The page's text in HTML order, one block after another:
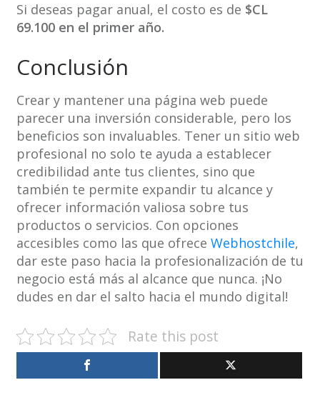
Si deseas pagar anual, el costo es de $CL
69.100 en el primer año.
Conclusión
Crear y mantener una página web puede
parecer una inversión considerable, pero los
beneficios son invaluables. Tener un sitio web
profesional no solo te ayuda a establecer
credibilidad ante tus clientes, sino que
también te permite expandir tu alcance y
ofrecer información valiosa sobre tus
productos o servicios. Con opciones
accesibles como las que ofrece Webhostchile,
dar este paso hacia la profesionalización de tu
negocio está más al alcance que nunca. ¡No
dudes en dar el salto hacia el mundo digital!
Rate this post